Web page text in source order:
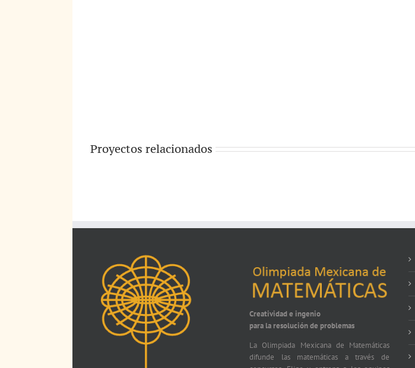
Proyectos relacionados
Creatividad e ingenio
para la resolución de problemas
La Olimpiada Mexicana de Matemáticas
difunde las matemáticas a través de